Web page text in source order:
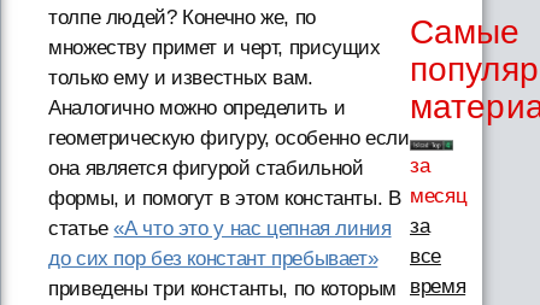
толпе людей? Конечно же, по
множеству примет и черт, присущих
только ему и известных вам.
Аналогично можно определить и
геометрическую фигуру, особенно если
она является фигурой стабильной
формы, и помогут в этом константы. В
статье«А что это у нас цепная линия
до сих пор без констант пребывает»
приведены три константы, по которым
Самые
за
месяц
за
все
время